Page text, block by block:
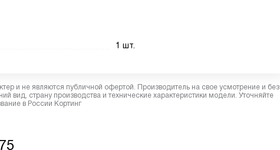
1 шт.
и не являются публичной офертой. Производитель на свое усмотрение и без
страну производства и технические характеристики модели. Уточняйте
в России Кортинг